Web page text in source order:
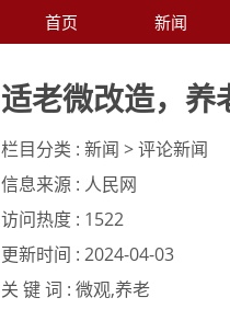
首页 新闻
适老微改造，养
栏目分类 : 新闻 > 评论新闻
信息来源 : 人民网
访问热度 : 1522
更新时间 : 2024-04-03
关 键 词 : 微观,养老